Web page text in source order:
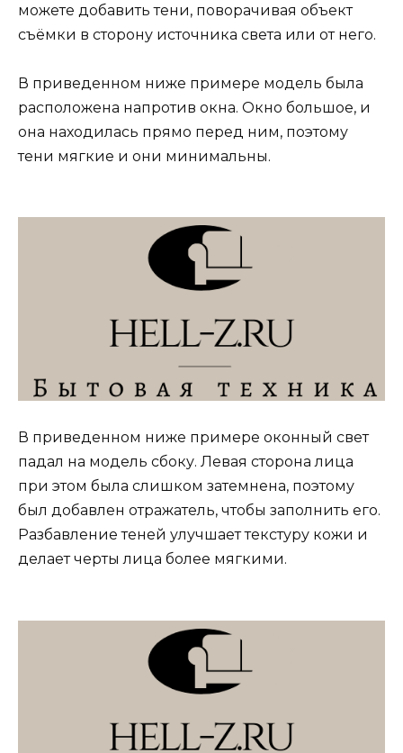
можете добавить тени, поворачивая объект
съёмки в сторону источника света или от него.
В приведенном ниже примере модель была
расположена напротив окна. Окно большое, и
она находилась прямо перед ним, поэтому
тени мягкие и они минимальны.
В приведенном ниже примере оконный свет
падал на модель сбоку. Левая сторона лица
при этом была слишком затемнена, поэтому
был добавлен отражатель, чтобы заполнить его.
Разбавление теней улучшает текстуру кожи и
делает черты лица более мягкими.